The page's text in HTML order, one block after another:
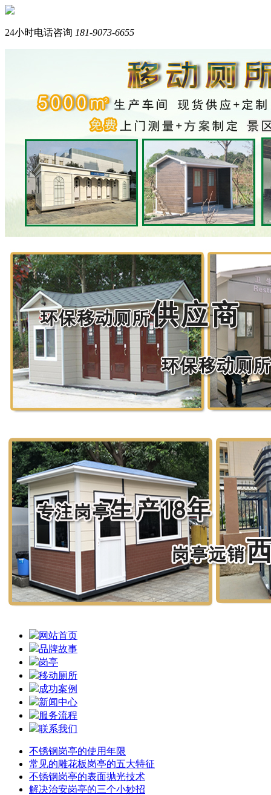
24小时电话咨询 181-9073-6655
网站首页
品牌故事
岗亭
移动厕所
成功案例
新闻中心
服务流程
联系我们
不锈钢岗亭的使用年限
常见的雕花板岗亭的五大特征
不锈钢岗亭的表面抛光技术
解决治安岗亭的三个小妙招
我是在线产品顾问，请问您需要什么产品？